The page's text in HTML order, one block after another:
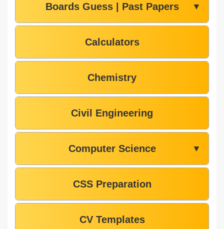
Boards Guess | Past Papers ▼
Calculators
Chemistry
Civil Engineering
Computer Science ▼
CSS Preparation
CV Templates